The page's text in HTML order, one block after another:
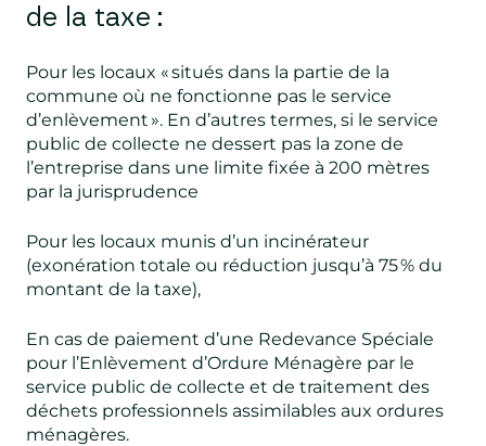
de la taxe :
Pour les locaux « situés dans la partie de la
commune où ne fonctionne pas le service
d’enlèvement ». En d’autres termes, si le service
public de collecte ne dessert pas la zone de
l’entreprise dans une limite fixée à 200 mètres
par la jurisprudence
Pour les locaux munis d’un incinérateur
(exonération totale ou réduction jusqu’à 75 % du
montant de la taxe),
En cas de paiement d’une Redevance Spéciale
pour l’Enlèvement d’Ordure Ménagère par le
service public de collecte et de traitement des
déchets professionnels assimilables aux ordures
ménagères.